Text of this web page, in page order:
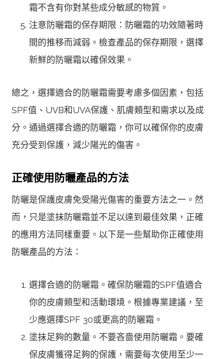
霜不含有你對某些成分敏感的物質。
注意防曬霜的保存期限：防曬霜的功效隨著時
間的推移而減弱。檢查產品的保存期限，選擇
新鮮的防曬霜以確保效果。
總之，選擇適合的防曬霜需要考慮多個因素，包括
SPF值、UVB和UVA保護、肌膚類型和需求以及成
分。通過選擇合適的防曬霜，你可以確保你的皮膚
充分受到保護，減少陽光的傷害。
正確使用防曬產品的方法
防曬是保護皮膚免受陽光傷害的重要方法之一。然
而，只是塗抹防曬霜並不足以達到最佳效果，正確
的應用方法同樣重要。以下是一些幫助你正確使用
防曬產品的方法：
選擇合適的防曬霜。確保防曬霜的SPF值適合
你的皮膚類型和活動環境。根據專業建議，至
少應選擇SPF 30或更高的防曬霜。
塗抹足夠的數量。不要吝嗇使用防曬霜。要確
保皮膚獲得足夠的保護，需要每次使用至少一